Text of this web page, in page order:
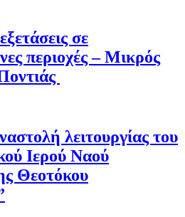
σε
περιοχές – Μικρός
λειτουργίας του
Ιερού Ναού
Θεοτόκου